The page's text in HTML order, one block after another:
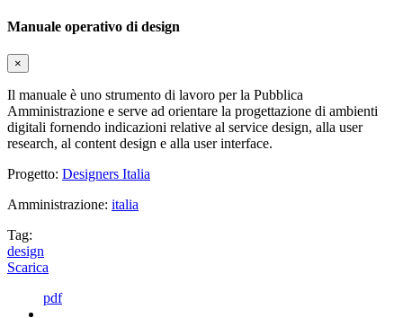
Manuale operativo di design
×
Il manuale è uno strumento di lavoro per la Pubblica
Amministrazione e serve ad orientare la progettazione di ambienti
digitali fornendo indicazioni relative al service design, alla user
research, al content design e alla user interface.
Progetto: Designers Italia
Amministrazione: italia
Tag:
design
Scarica
pdf